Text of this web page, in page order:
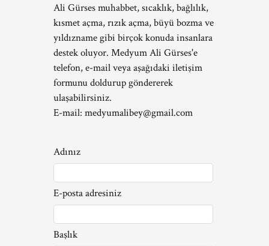
Ali Gürses muhabbet, sıcaklık, bağlılık,
kısmet açma, rızık açma, büyü bozma ve
yıldızname gibi birçok konuda insanlara
destek oluyor. Medyum Ali Gürses'e
telefon, e-mail veya aşağıdaki iletişim
formunu doldurup göndererek
ulaşabilirsiniz.
E-mail: medyumalibey@gmail.com
Adınız
E-posta adresiniz
Başlık